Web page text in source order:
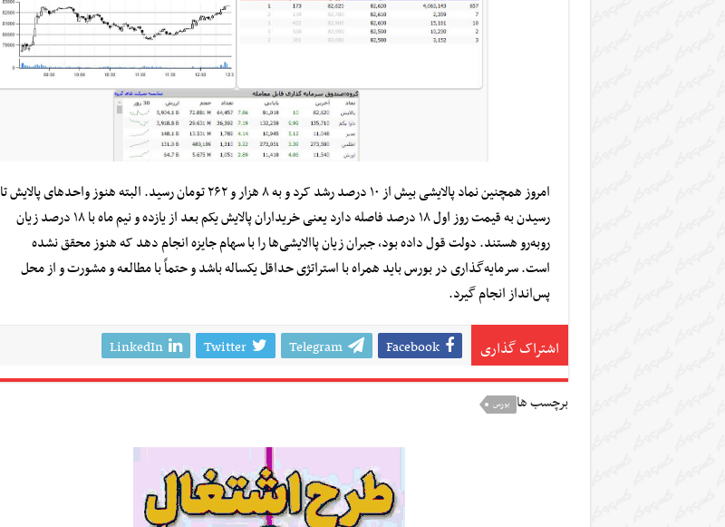
امروز همچنین نماد پالایشی بیش از ۱۰ درصد رشد کرد و به ۸ هزار و ۲۶۲ تومان رسید. البته هنوز واحدهای پالایش تا
رسیدن به قیمت روز اول ۱۸ درصد فاصله دارد یعنی خریداران پالایش یکم بعد از یازده و نیم ماه با ۱۸ درصد زیان
روبه‌رو هستند. دولت قول داده بود، جبران زیان پاالایشی‌ها را با سهام جایزه انجام دهد که هنوز محقق نشده
است.سرمایه‌گذاری در بورس باید همراه با استراتژی حداقل یکساله باشد و حتماً با مطالعه و مشورت و از محل
پس‌انداز انجام گیرد.
اشتراک گذاری Facebook
Telegram
Twitter
LinkedIn
برچسب ها بورس